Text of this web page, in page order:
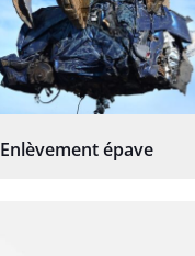
Enlèvement épave